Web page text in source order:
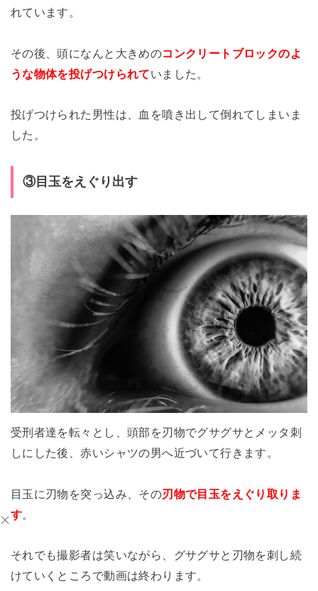
れています。
その後、頭になんと大きめのコンクリートブロックのよ
うな物体を投げつけられていました。
投げつけられた男性は、血を噴き出して倒れてしまいま
した。
③目玉をえぐり出す
受刑者達を転々とし、頭部を刃物でグサグサとメッタ刺
しにした後、赤いシャツの男へ近づいて行きます。
目玉に刃物を突っ込み、その刃物で目玉をえぐり取りま
す。
それでも撮影者は笑いながら、グサグサと刃物を刺し続
けていくところで動画は終わります。